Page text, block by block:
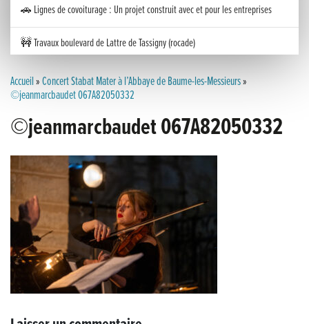
🚗 Lignes de covoiturage : Un projet construit avec et pour les entreprises
🚧 Travaux boulevard de Lattre de Tassigny (rocade)
Inauguration nouvelle station d’épuration (STEP) de Trenal
Meilleurs voeux 2026
« France, une histoire d’amour », l’avant-première au Cinéma 4C !
Les Saisons Baroques du Jura 2025
Journée nationale de la Résistance
Dernier coup de pédale pour la Cyclosportive
Accueil»Concert Stabat Mater à l’Abbaye de Baume-les-Messieurs»
©jeanmarcbaudet 067A82050332
©jeanmarcbaudet 067A82050332